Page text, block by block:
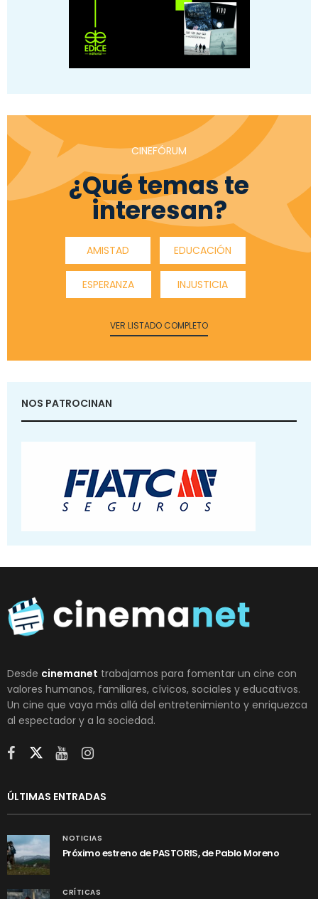
CINEFÓRUM
¿Qué temas te
interesan?
AMISTAD EDUCACIÓN
ESPERANZA INJUSTICIA
VER LISTADO COMPLETO
NOS PATROCINAN
Desde cinemanet trabajamos para fomentar un cine con
valores humanos, familiares, cívicos, sociales y educativos.
Un cine que vaya más allá del entretenimiento y enriquezca
al espectador y a la sociedad.
ÚLTIMAS ENTRADAS
NOTICIAS
Próximo estreno de PASTORIS, de Pablo Moreno
CRÍTICAS